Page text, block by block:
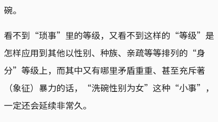
碗。
看不到“琐事”里的等级，又看不到这样的“等级”是
怎样应用到其他以性别、种族、亲疏等等排列的“身
分”等级上，而其中又有哪里矛盾重重、甚至充斥著
（象征）暴力的话，“洗碗性别为女”这种“小事”，
一定还会延续非常久。